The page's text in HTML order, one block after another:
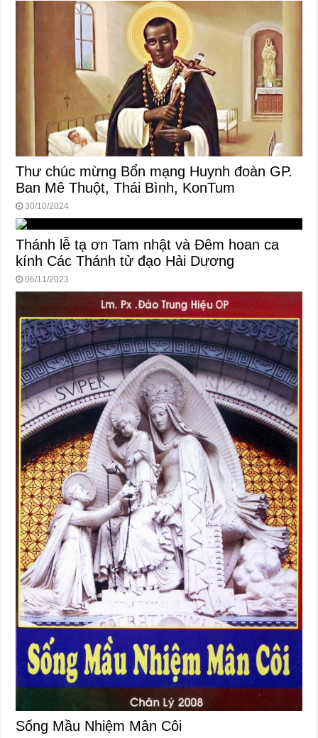
Thư chúc mừng Bổn mạng Huynh đoàn GP.
Ban Mê Thuột, Thái Bình, KonTum
30/10/2024
Thánh lễ tạ ơn Tam nhật và Đêm hoan ca
kính Các Thánh tử đạo Hải Dương
06/11/2023
Sống Mầu Nhiệm Mân Côi